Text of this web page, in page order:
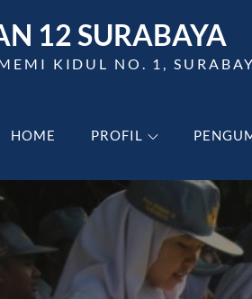
12 SURABAYA
KIDUL NO. 1,
HOME PROFIL